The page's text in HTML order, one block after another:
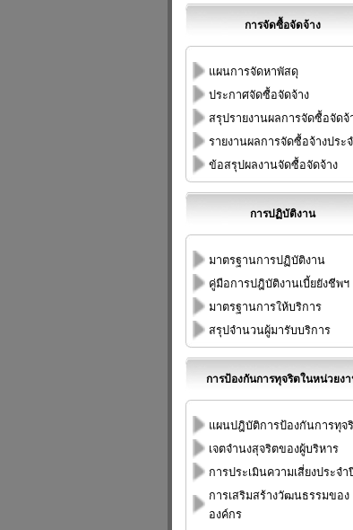
การจัดซื้อจัดจ้าง
แผนการจัดหาพัสดุ
ประกาศจัดซื้อจัดจ้าง
สรุปรายงานผลการจัดซื้อจัดจ้
รายงานผลการจัดซื้อจ้างประ
ข้อสรุปผลงานจัดซื้อจัดจ้าง
การปฏิบัติงาน
มาตรฐานการปฏิบัติงาน
คู่มือการปฎิบัติงานเบี้ยยังชีพฯ
มาตรฐานการให้บริการ
สรุปจำนวนผู้มารับบริการ
การป้องกันการทุจริตในหน่วยง
แผนปฎิบัติการป้องกันการทุจ
เจตจำนงสุจริตของผู้บริหาร
การประเมินความเสี่ยงประจำ
การเสริมสร้างวัฒนธรรมของ
องค์กร